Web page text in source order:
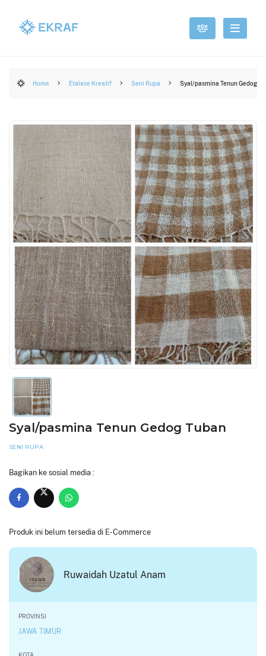
Home Etalase Kreatif Seni Rupa Syal/pasmina Tenun Gedog
Syal/pasmina Tenun Gedog Tuban
SENI RUPA
Bagikan ke sosial media :
Produk ini belum tersedia di E-Commerce
Ruwaidah Uzatul Anam
PROVINSI
JAWA TIMUR